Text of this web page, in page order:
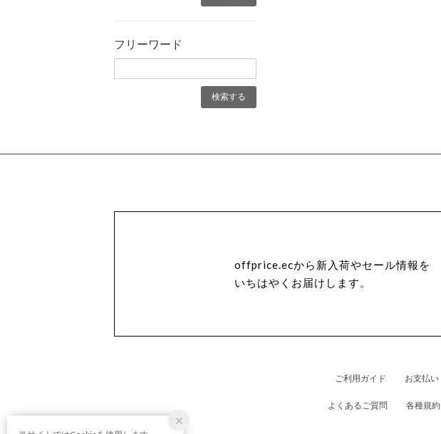
フリーワード
offprice.ecから新入荷やセール情報を
いちはやくお届けします。
ご利用ガイド お支払い
よくあるご質問 各種規約